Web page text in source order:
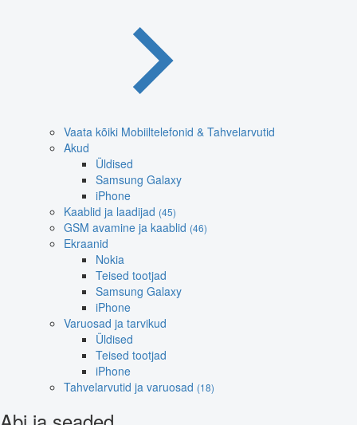
Vaata kõiki Mobiiltelefonid & Tahvelarvutid
Akud
Üldised
Samsung Galaxy
iPhone
Kaablid ja laadijad (45)
GSM avamine ja kaablid (46)
Ekraanid
Nokia
Teised tootjad
Samsung Galaxy
iPhone
Varuosad ja tarvikud
Üldised
Teised tootjad
iPhone
Tahvelarvutid ja varuosad (18)